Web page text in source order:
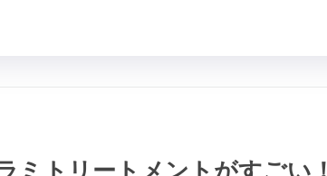
ミトリートメントがすごい！